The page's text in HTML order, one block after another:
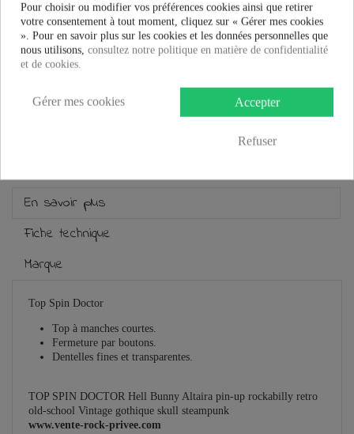
En savoir plus
Fiche technique
Marque
Top Spin Doctor
Top à manches courtes.
Fermeture par boutons.
Dentelles fines et transparentes.
TOP SPIN DOCTOR Hell Bunny Altaira pin-up rockabilly retro
old-school Vintage gothique skull steampunk
www.vente-rock-privee.com
Pour choisir ou modifier vos préférences cookies ainsi que retirer
votre consentement à tout moment, cliquez sur « Gérer mes cookies
». Pour en savoir plus sur les cookies et les données personnelles que
nous utilisons, consultez notre politique en matière de confidentialité
et de cookies.
Accepter
Refuser
Gérer mes cookies